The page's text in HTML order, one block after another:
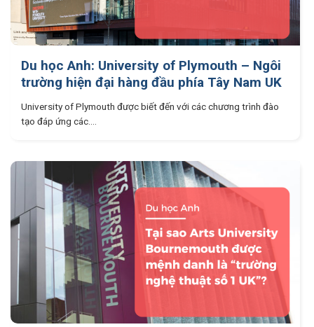
Du học Anh: University of Plymouth – Ngôi
trường hiện đại hàng đầu phía Tây Nam UK
University of Plymouth được biết đến với các chương trình đào
tạo đáp ứng các....